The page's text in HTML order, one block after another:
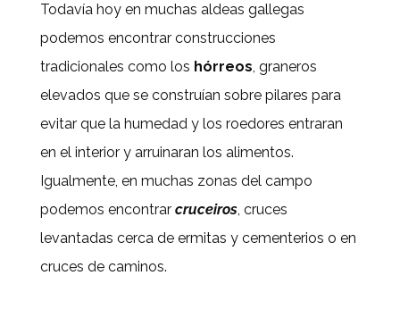
Todavía hoy en muchas aldeas gallegas
podemos encontrar construcciones
tradicionales como los hórreos, graneros
elevados que se construían sobre pilares para
evitar que la humedad y los roedores entraran
en el interior y arruinaran los alimentos.
Igualmente, en muchas zonas del campo
podemos encontrar cruceiros, cruces
levantadas cerca de ermitas y cementerios o en
cruces de caminos.